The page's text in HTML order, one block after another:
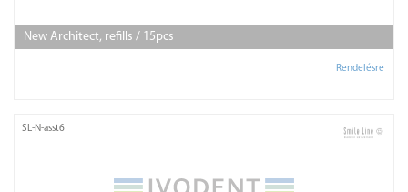
New Architect, refills / 15pcs
Rendelésre
SL-N-asst6